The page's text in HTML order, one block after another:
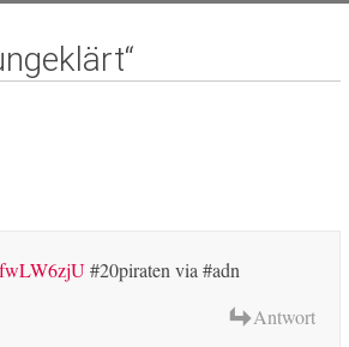
“
#20piraten via #adn
Antwort